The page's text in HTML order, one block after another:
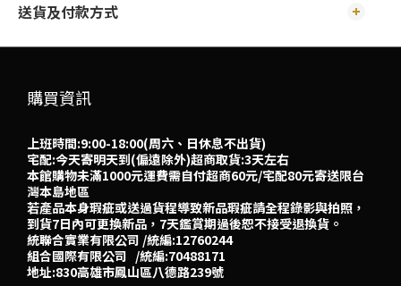
送貨及付款方式
購買資訊
上班時間:9:00-18:00(周六、日休息不出貨)
宅配:今天寄明天到(偏遠除外)超商取貨:3天左右
本館購物未滿1000元運費需自付超商60元/宅配80元寄送限台
灣本島地區
若產品本身瑕疵或送過貨程導致新品瑕疵請全程錄影與拍照，
到貨7日內可更換新品，7天鑑賞期過後恕不接受退換貨。
統聯合實業有限公司 /統編:12760244
組合國際有限公司 /統編:70488171
地址:830高雄市鳳山區八德路239號